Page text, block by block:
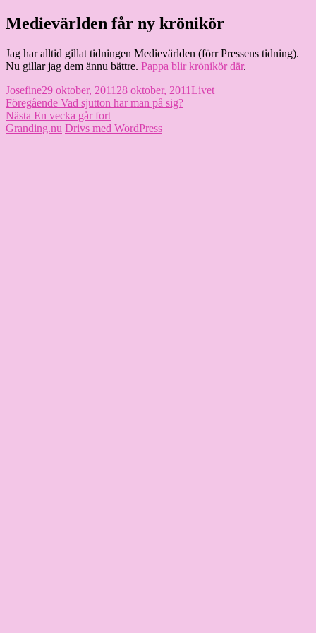
Hoppa
till
Granding.nu
Medievärlden får ny krönikör
Jag har alltid gillat tidningen Medievärlden (förr Pressens tidning).
Nu gillar jag dem ännu bättre. Pappa blir krönikör där.
Författare
JosefinePublicerat
den
29 oktober, 2011 28 oktober, 2011Kategorier
Livet
Inläggsnavigering
Föregående Föregående
inlägg:
Vad sjutton har man på sig?
Nästa Nästa
inlägg:
En vecka går fort
Granding.nu Drivs med WordPress